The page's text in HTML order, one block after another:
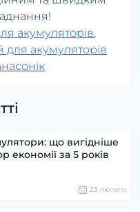
акумуляторів,
для акумуляторів
що вигідніше
економії за 5 років
23 лютого